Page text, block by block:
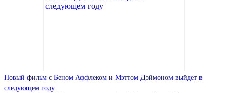
Новый фильм с Беном Аффлеком и Мэттом Дэймоном выйдет в
следующем году